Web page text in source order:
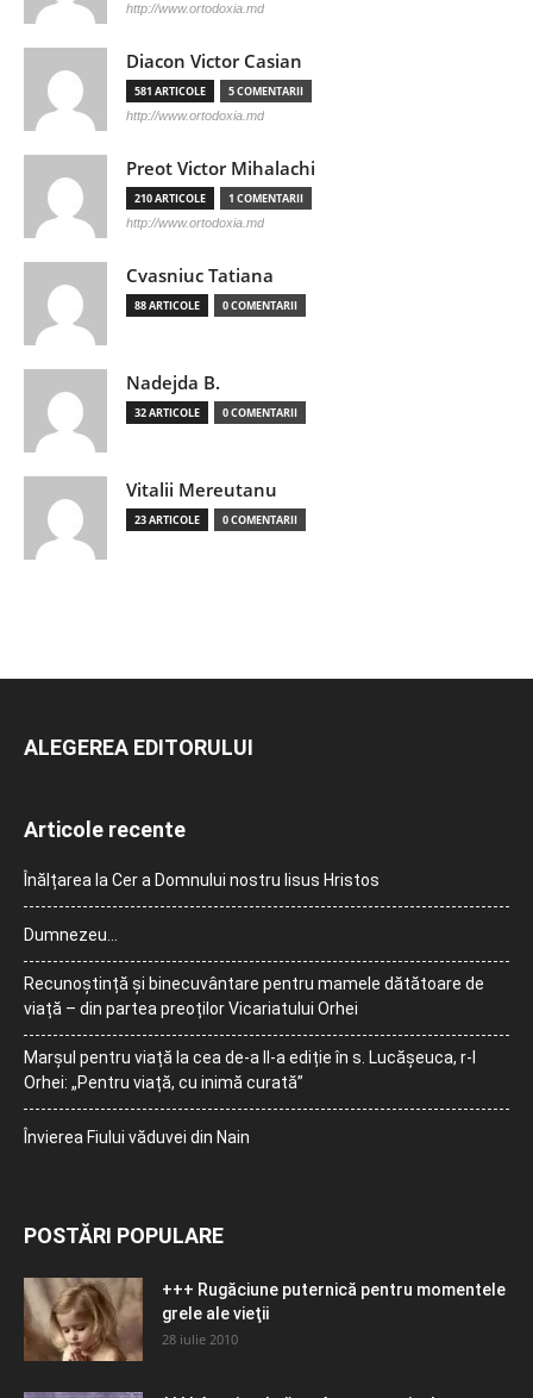
http://www.ortodoxia.md
Diacon Victor Casian
581 ARTICOLE 5 COMENTARII
http://www.ortodoxia.md
Preot Victor Mihalachi
210 ARTICOLE 1 COMENTARII
http://www.ortodoxia.md
Cvasniuc Tatiana
88 ARTICOLE 0 COMENTARII
Nadejda B.
32 ARTICOLE 0 COMENTARII
Vitalii Mereutanu
23 ARTICOLE 0 COMENTARII
ALEGEREA EDITORULUI
Articole recente
Înălțarea la Cer a Domnului nostru Iisus Hristos
Dumnezeu…
Recunoștință și binecuvântare pentru mamele dătătoare de
viață – din partea preoților Vicariatului Orhei
Marșul pentru viață la cea de-a II-a ediție în s. Lucășeuca, r-l
Orhei: „Pentru viață, cu inimă curată”
Învierea Fiului văduvei din Nain
POSTĂRI POPULARE
+++ Rugăciune puternică pentru momentele
grele ale vieţii
28 iulie 2010